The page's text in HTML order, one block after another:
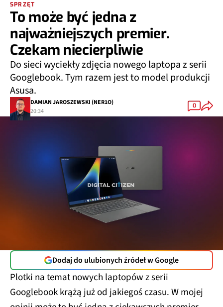
SPRZĘT
To może być jedna z
najważniejszych premier.
Czekam niecierpliwie
Do sieci wyciekły zdjęcia nowego laptopa z serii
Googlebook. Tym razem jest to model produkcji
Asusa.
DAMIAN JAROSZEWSKI (NER1O)
20:34
0
Dodaj do ulubionych źródeł w Google
Plotki na temat nowych laptopów z serii
Googlebook krążą już od jakiegoś czasu. W mojej